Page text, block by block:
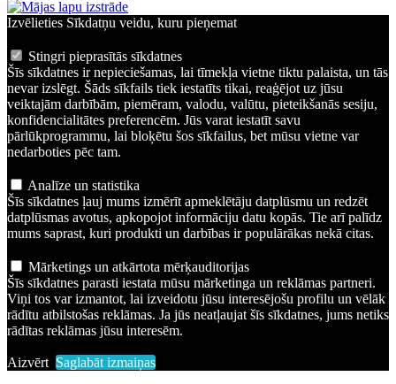
Izvēlieties Sīkdatņu veidu, kuru pieņemat
Stingri pieprasītās sīkdatnes
Šīs sīkdatnes ir nepieciešamas, lai tīmekļa vietne tiktu palaista, un tās
nevar izslēgt. Šāds sīkfails tiek iestatīts tikai, reaģējot uz jūsu
veiktajām darbībām, piemēram, valodu, valūtu, pieteikšanās sesiju,
konfidencialitātes preferencēm. Jūs varat iestatīt savu
pārlūkprogrammu, lai bloķētu šos sīkfailus, bet mūsu vietne var
nedarboties pēc tam.
Analīze un statistika
Šīs sīkdatnes ļauj mums izmērīt apmeklētāju datplūsmu un redzēt
datplūsmas avotus, apkopojot informāciju datu kopās. Tie arī palīdz
mums saprast, kuri produkti un darbības ir populārākas nekā citas.
Mārketings un atkārtota mērķauditorijas
Šīs sīkdatnes parasti iestata mūsu mārketinga un reklāmas partneri.
Viņi tos var izmantot, lai izveidotu jūsu interesējošu profilu un vēlāk
rādītu atbilstošas reklāmas. Ja jūs neatļaujat šīs sīkdatnes, jums netiks
rādītas reklāmas jūsu interesēm.
Aizvērt Saglabāt izmaiņas